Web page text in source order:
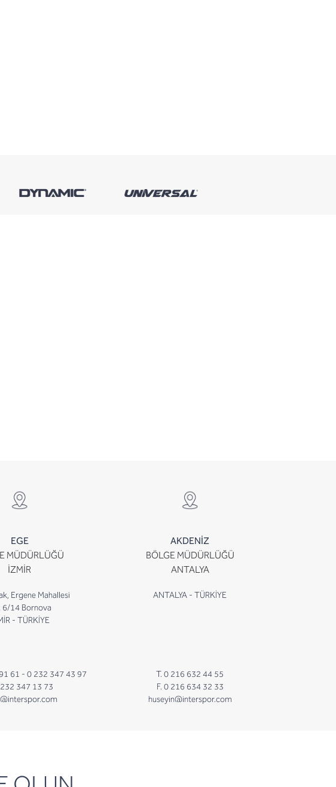
EGE
MÜDÜRLÜĞÜ
İZMİR
Ergene Mahallesi
6/14 Bornova
- TÜRKİYE
61 - 0 232 347 43 97
232 347 13 73
AKDENİZ
BÖLGE MÜDÜRLÜĞÜ
ANTALYA
ANTALYA - TÜRKİYE
T. 0 216 632 44 55
F. 0 216 634 32 33
huseyin@interspor.com